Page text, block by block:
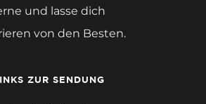
und lasse dich
von den Besten.
ZUR SENDUNG